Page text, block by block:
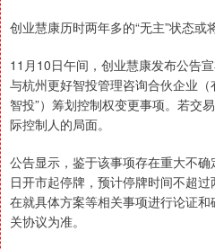
创业慧康历时两年多的“无主”状态或
11月10日午间，创业慧康发布公告
与杭州更好智投管理咨询合伙企业
智投”）筹划控制权变更事项。若交
际控制人的局面。
公告显示，鉴于该事项存在重大不
日开市起停牌，预计停牌时间不超
在就具体方案等相关事项进行论证
关协议为准。